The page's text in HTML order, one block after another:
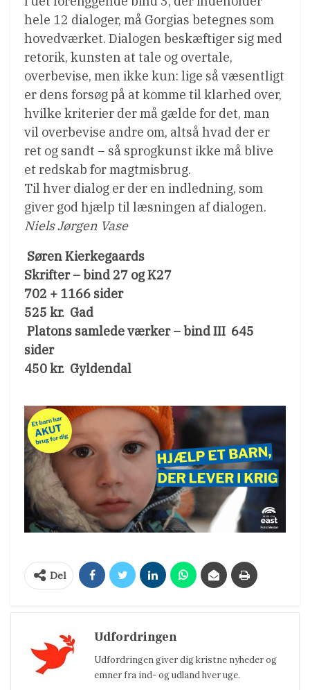
hele 12 dialoger, må Gorgias betegnes som
hovedværket. Dialogen beskæftiger sig med
retorik, kunsten at tale og overtale,
overbevise, men ikke kun: lige så væsentligt
er dens forsøg på at komme til klarhed over,
hvilke kriterier der må gælde for det, man
vil overbevise andre om, altså hvad der er
ret og sandt – så sprogkunst ikke må blive
et redskab for magtmisbrug.
Til hver dialog er der en indledning, som
giver god hjælp til læsningen af dialogen.
Niels Jørgen Vase
 Søren Kierkegaards
Skrifter – bind 27 og K27
702 + 1166 sider
525 kr.  Gad
 Platons samlede værker – bind III  645
sider
450 kr.  Gyldendal
Del
Udfordringen
Udfordringen giver dig kristne nyheder og
emner fra ind- og udland hver uge.